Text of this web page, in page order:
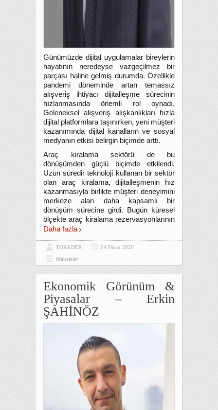
Günümüzde dijital uygulamalar bireylerin
hayatının neredeyse vazgeçilmez bir
parçası haline gelmiş durumda. Özellikle
pandemi döneminde artan temassız
alışveriş ihtiyacı dijitalleşme sürecinin
hızlanmasında önemli rol oynadı.
Geleneksel alışveriş alışkanlıkları hızla
dijital platformlara taşınırken, yeni müşteri
kazanımında dijital kanalların ve sosyal
medyanın etkisi belirgin biçimde arttı.
Araç kiralama sektörü de bu
dönüşümden güçlü biçimde etkilendi.
Uzun süredir teknoloji kullanan bir sektör
olan araç kiralama, dijitalleşmenin hız
kazanmasıyla birlikte müşteri deneyimini
merkeze alan daha kapsamlı bir
dönüşüm sürecine girdi. Bugün küresel
ölçekte araç kiralama rezervasyonlarının
Daha fazla
TOKKDER
04 Nisan 2026
Makaleler
Ekonomik Görünüm &
Piyasalar – Erkin
ŞAHİNÖZ